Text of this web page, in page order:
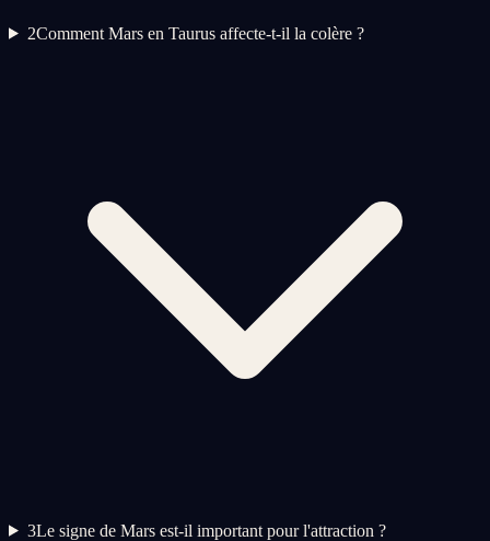
2Comment Mars en Taurus affecte-t-il la colère ?
3Le signe de Mars est-il important pour l'attraction ?